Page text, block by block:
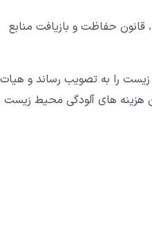
به تقاضای جامعه، قانون حفاظت و بازیافت منابع
و بدهی محیط زیست را به تصویب رساند و هیات
سرمایه ای کردن هزینه های آلودگی محیط زیست